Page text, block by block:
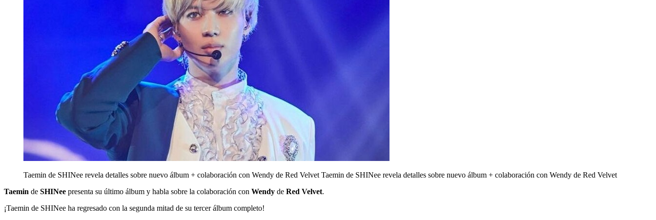
Taemin de SHINee revela detalles sobre nuevo álbum + colaboración con Wendy de Red Velvet Taemin de SHINee revela detalles sobre nuevo álbum + colaboración con Wendy de Red Velvet
Taemin de SHINee presenta su último álbum y habla sobre la colaboración con Wendy de Red Velvet.
¡Taemin de SHINee ha regresado con la segunda mitad de su tercer álbum completo!